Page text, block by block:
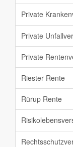
Private
Private
Private
Riester Rente
Rürup Rente
Rechtsschutz